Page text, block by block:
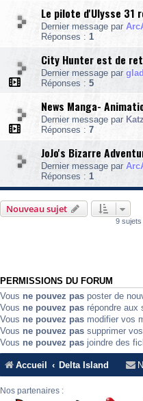
Le pilote d'Ulysse 31
Dernier message par
Réponses : 1
City Hunter est de
Dernier message par
Réponses : 5
News Manga-
Dernier message par
Réponses : 7
JoJo's Bizarre
Dernier message par
Réponses : 1
Nouveau sujet
9 sujets
PERMISSIONS DU FORUM
Vous ne pouvez pas poster de
Vous ne pouvez pas répondre aux
Vous ne pouvez pas modifier vos
Vous ne pouvez pas supprimer
Vous ne pouvez pas joindre des
Accueil Delta Island
Nos partenaires :